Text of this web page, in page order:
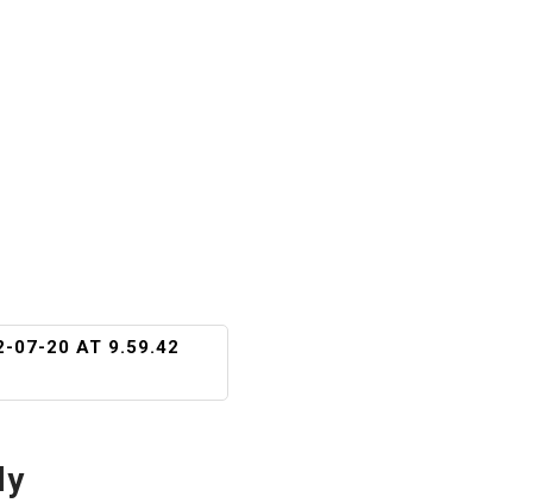
07-20 AT 9.59.42